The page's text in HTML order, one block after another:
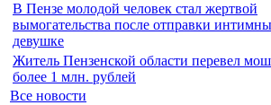
В Пензе молодой человек стал жертвой
вымогательства после отправки
девушке
Житель Пензенской области перевел
более 1 млн. рублей
Все новости